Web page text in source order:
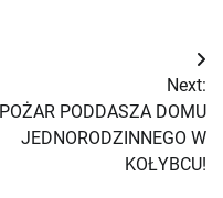
Next:
POŻAR PODDASZA DOMU
JEDNORODZINNEGO W
KOŁYBCU!